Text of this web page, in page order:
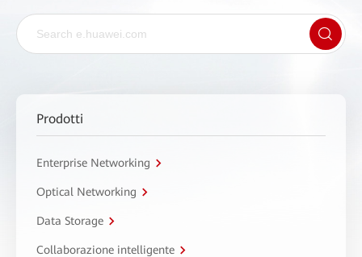
Prodotti
Enterprise Networking
Optical Networking
Data Storage
Collaborazione intelligente